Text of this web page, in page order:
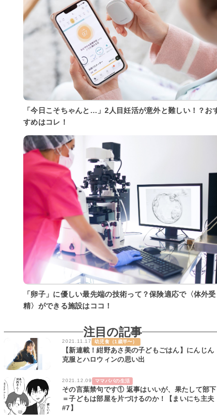
「今日こそちゃんと…」2人目妊活が意外と難しい！？お
すめはコレ！
「卵子」に優しい最先端の技術って？保険適応で〈体外受
精〉ができる施設はココ！
注目の記事
2021.11.17 幼児食（1歳半〜）
【新連載！紺野あさ美の子どもごはん】にんじん
克服とハロウィンの思い出
2021.12.09 ママパパの生活
その言葉禁句です① 返事はいいが、果たして部下
＝子どもは部屋を片づけるのか！【まいにち主夫
#7】